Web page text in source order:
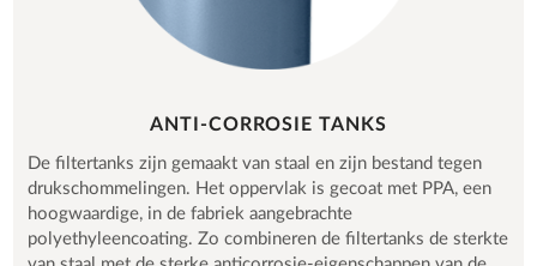
ANTI-CORROSIE TANKS
De filtertanks zijn gemaakt van staal en zijn bestand tegen
drukschommelingen. Het oppervlak is gecoat met PPA, een
hoogwaardige, in de fabriek aangebrachte
polyethyleencoating. Zo combineren de filtertanks de sterkte